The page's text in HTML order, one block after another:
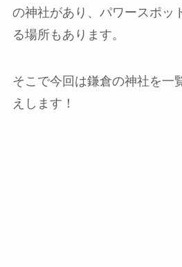
の神社があり、パワースポッ
る場所もあります。
そこで今回は鎌倉の神社を一
えします！